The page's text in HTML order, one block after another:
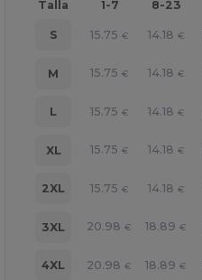
Talla 1-7 8-23
S 15.75 € 14.18 €
M 15.75 € 14.18 €
L 15.75 € 14.18 €
XL 15.75 € 14.18 €
2XL 15.75 € 14.18 €
3XL 20.98 € 18.89 €
4XL 20.98 € 18.89 €